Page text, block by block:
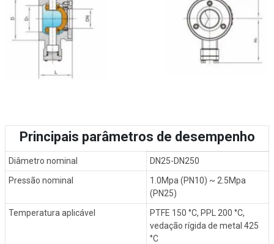
Principais parâmetros de desempenho
Diâmetro nominal
DN25-DN250
Pressão nominal
1.0Mpa (PN10) ~ 2.5Mpa
(PN25)
Temperatura aplicável
PTFE 150 °C, PPL 200 °C,
vedação rígida de metal 425
°C